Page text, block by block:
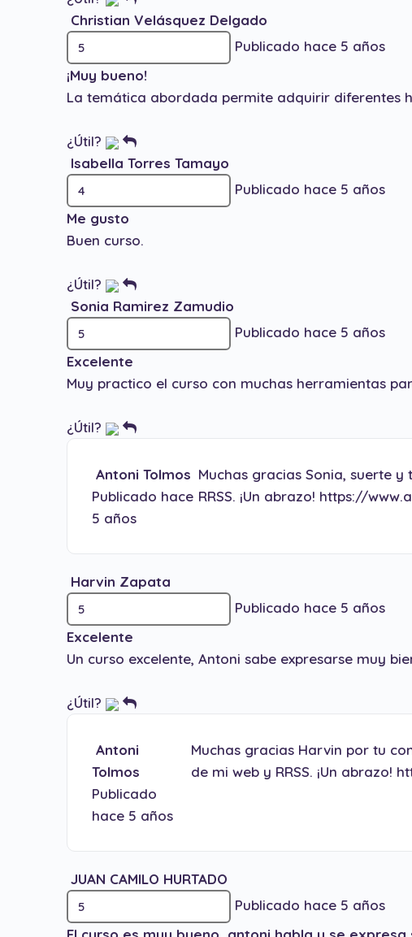
Christian Velásquez Delgado
Publicado hace 5 años
¡Muy bueno!
La temática abordada permite adquirir diferentes
¿Útil?
Isabella Torres Tamayo
Publicado hace 5 años
Me gusto
Buen curso.
¿Útil?
Sonia Ramirez Zamudio
Publicado hace 5 años
Excelente
Muy practico el curso con muchas herramientas
¿Útil?
Antoni Tolmos
Publicado hace
5 años
Muchas gracias Sonia, suerte
RRSS. ¡Un abrazo! https://
Harvin Zapata
Publicado hace 5 años
Excelente
Un curso excelente, Antoni sabe expresarse muy
¿Útil?
Antoni
Tolmos
Publicado
hace 5 años
Muchas gracias Harvin por tu
de mi web y RRSS. ¡Un abrazo!
JUAN CAMILO HURTADO
Publicado hace 5 años